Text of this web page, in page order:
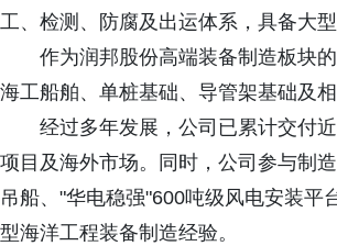
工、检测、防腐及出运体系，具备大
作为润邦股份高端装备制造板块
海工船舶、单桩基础、导管架基础及
经过多年发展，公司已累计交付
项目及海外市场。同时，公司参与制
吊船、"华电稳强"600吨级风电安装平
型海洋工程装备制造经验。